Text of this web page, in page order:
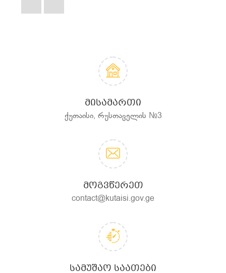
ᲛᲘᲡᲐᲛᲐᲠᲗᲘ
ქუთაისი, რუსთაველის №3
ᲛᲝᲒᲕᲬᲔᲠᲔᲗ
contact@kutaisi.gov.ge
ᲡᲐᲛᲣᲨᲐᲝ ᲡᲐᲐᲗᲔᲑᲘ